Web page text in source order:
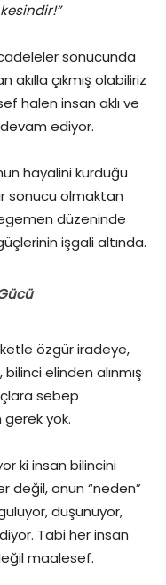
sonucunda
akılla çıkmış olabiliriz
halen insan aklı ve
ediyor.
hayalini kurduğu
sonucu olmaktan
düzeninde
işgali altında.
özgür iradeye,
elinden alınmış
sebep
yok.
ki insan bilincini
değil, onun “neden”
düşünüyor,
Tabi her insan
maalesef.